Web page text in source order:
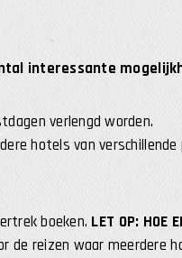
interessante
verlengd worden.
hotels van verschillende
boeken. LET OP: HOE
de reizen waar meerdere